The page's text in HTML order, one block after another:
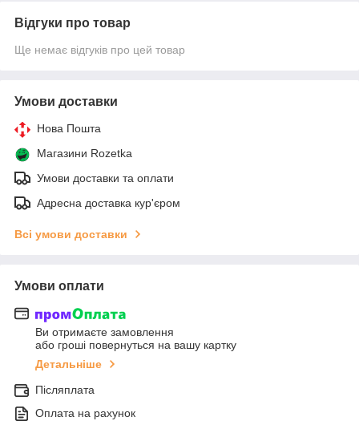
Відгуки про товар
Ще немає відгуків про цей товар
Умови доставки
Нова Пошта
Магазини Rozetka
Умови доставки та оплати
Адресна доставка кур'єром
Всі умови доставки
Умови оплати
Ви отримаєте замовлення
або гроші повернуться на вашу картку
Детальніше
Післяплата
Оплата на рахунок